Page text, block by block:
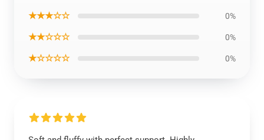
★★★☆☆ 0%
★★☆☆☆ 0%
★☆☆☆☆ 0%